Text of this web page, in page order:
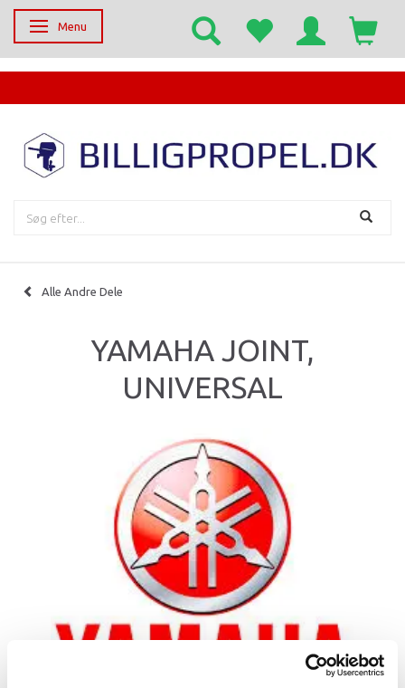
Skifte navigation
Menu
Alle Andre Dele
YAMAHA JOINT,
UNIVERSAL